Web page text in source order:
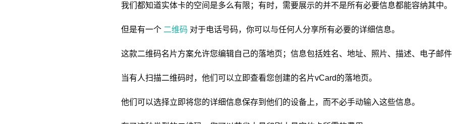
我们都知道实体卡的空间是多么有限；有时，需要展示的并不是所有必要信息都能容纳其中。
但是有一个 二维码 对于电话号码，你可以与任何人分享所有必要的详细信息。
这款二维码名片方案允许您编辑自己的落地页；信息包括姓名、地址、照片、描述、电子邮
当有人扫描二维码时，他们可以立即查看您创建的名片vCard的落地页。
他们可以选择立即将您的详细信息保存到他们的设备上，而不必手动输入这些信息。